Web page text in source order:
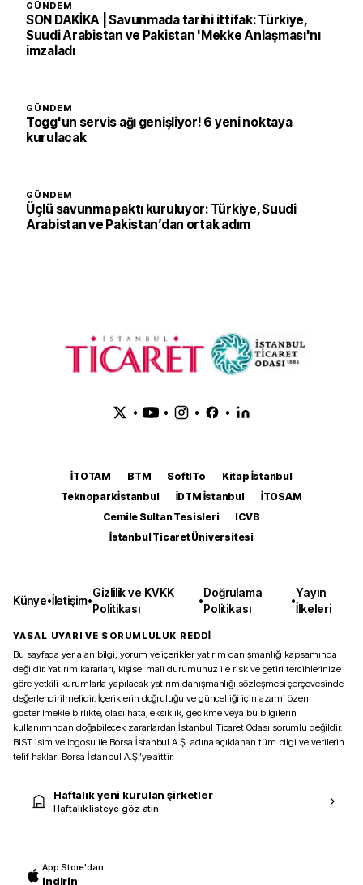
GÜNDEM
SON DAKİKA | Savunmada tarihi ittifak: Türkiye,
Suudi Arabistan ve Pakistan 'Mekke Anlaşması'nı
imzaladı
GÜNDEM
Togg'un servis ağı genişliyor! 6 yeni noktaya
kurulacak
GÜNDEM
Üçlü savunma paktı kuruluyor: Türkiye, Suudi
Arabistan ve Pakistan’dan ortak adım
• • • •
İTOTAM BTM SoftITo
Kitap İstanbul
Teknopark İstanbul
İDTM İstanbul
İTOSAM
Cemile Sultan Tesisleri
ICVB
İstanbul Ticaret Üniversitesi
Künye•İletişim•
Gizlilik ve KVKK
Politikası
•
Doğrulama
Politikası
•
Yayın
İlkeleri
YASAL UYARI VE SORUMLULUK REDDİ
Bu sayfada yer alan bilgi, yorum ve içerikler yatırım danışmanlığı kapsamında
değildir. Yatırım kararları, kişisel mali durumunuz ile risk ve getiri tercihlerinize
göre yetkili kurumlarla yapılacak yatırım danışmanlığı sözleşmesi çerçevesinde
değerlendirilmelidir. İçeriklerin doğruluğu ve güncelliği için azami özen
gösterilmekle birlikte, olası hata, eksiklik, gecikme veya bu bilgilerin
kullanımından doğabilecek zararlardan İstanbul Ticaret Odası sorumlu değildir.
BIST isim ve logosu ile Borsa İstanbul A.Ş. adına açıklanan tüm bilgi ve verilerin
telif hakları Borsa İstanbul A.Ş.’ye aittir.
Haftalık yeni kurulan şirketler
Haftalık listeye göz atın
App Store'dan
indirin